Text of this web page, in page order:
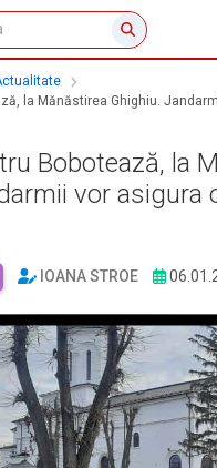
la Mănăstirea Ghighiu.
Bobotează, la
vor asigura
IOANA STROE